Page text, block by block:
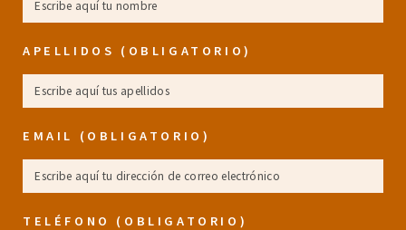
APELLIDOS (OBLIGATORIO)
EMAIL (OBLIGATORIO)
TELÉFONO (OBLIGATORIO)